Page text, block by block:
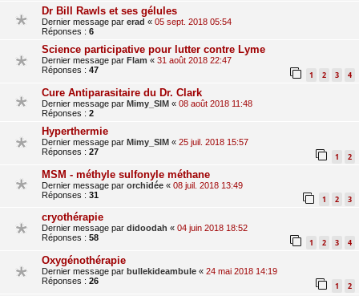
Dr Bill Rawls et ses gélules
Dernier message par erad « 05 sept. 2018 05:54
Réponses : 6
Science participative pour lutter contre Lyme
Dernier message par Flam « 31 août 2018 22:47
Réponses : 47 1 2 3 4
Cure Antiparasitaire du Dr. Clark
Dernier message par Mimy_SIM « 08 août 2018 11:48
Réponses : 2
Hyperthermie
Dernier message par Mimy_SIM « 25 juil. 2018 15:57
Réponses : 27 1 2
MSM - méthyle sulfonyle méthane
Dernier message par orchidée « 08 juil. 2018 13:49
Réponses : 31 1 2 3
cryothérapie
Dernier message par didoodah « 04 juin 2018 18:52
Réponses : 58 1 2 3 4
Oxygénothérapie
Dernier message par bullekideambule « 24 mai 2018 14:19
Réponses : 26 1 2